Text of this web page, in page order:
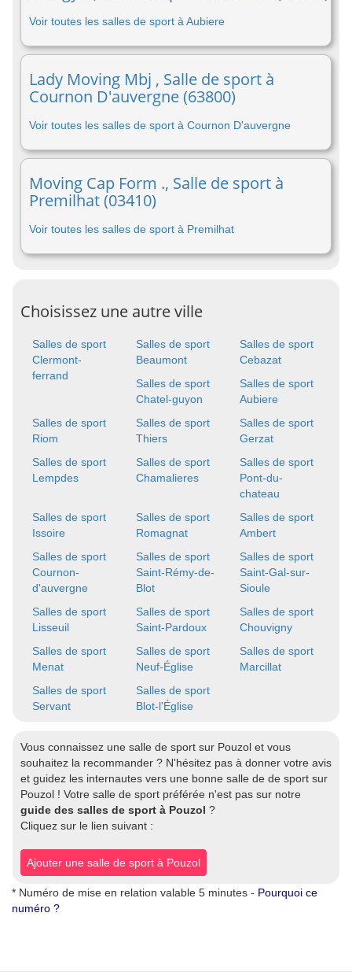
Voir toutes les salles de sport à Aubiere
Lady Moving Mbj , Salle de sport à
Cournon D'auvergne (63800)
Voir toutes les salles de sport à Cournon D'auvergne
Moving Cap Form ., Salle de sport à
Premilhat (03410)
Voir toutes les salles de sport à Premilhat
Choisissez une autre ville
Salles de sport
Clermont-
ferrand
Salles de sport
Beaumont
Salles de sport
Cebazat
Salles de sport
Chatel-guyon
Salles de sport
Aubiere
Salles de sport
Riom
Salles de sport
Thiers
Salles de sport
Gerzat
Salles de sport
Lempdes
Salles de sport
Chamalieres
Salles de sport
Pont-du-
chateau
Salles de sport
Issoire
Salles de sport
Romagnat
Salles de sport
Ambert
Salles de sport
Cournon-
d'auvergne
Salles de sport
Saint-Rémy-de-
Blot
Salles de sport
Saint-Gal-sur-
Sioule
Salles de sport
Lisseuil
Salles de sport
Saint-Pardoux
Salles de sport
Chouvigny
Salles de sport
Menat
Salles de sport
Neuf-Église
Salles de sport
Marcillat
Salles de sport
Servant
Salles de sport
Blot-l'Église
Vous connaissez une salle de sport sur Pouzol et vous
souhaitez la recommander ? N'hésitez pas à donner votre avis
et guidez les internautes vers une bonne salle de de sport sur
Pouzol ! Votre salle de sport préférée n'est pas sur notre
guide des salles de sport à Pouzol ?
Cliquez sur le lien suivant :
Ajouter une salle de sport à Pouzol
* Numéro de mise en relation valable 5 minutes - Pourquoi ce
numéro ?